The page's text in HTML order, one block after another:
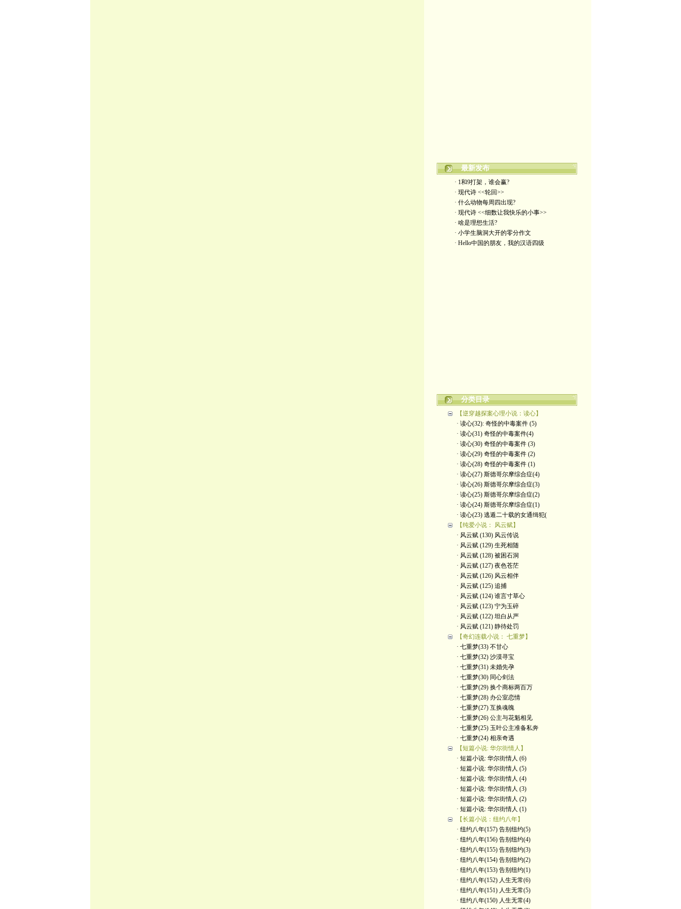
最新发布
· 1和9打架，谁会赢?
· 现代诗 <<轮回>>
· 什么动物每周四出现?
· 现代诗 <<细数让我快乐的小事>>
· 啥是理想生活?
· 小学生脑洞大开的零分作文
· Hello中国的朋友，我的汉语四级
分类目录
【逆穿越探案心理小说：读心】
· 读心(32): 奇怪的中毒案件 (5)
· 读心(31) 奇怪的中毒案件(4)
· 读心(30) 奇怪的中毒案件 (3)
· 读心(29) 奇怪的中毒案件 (2)
· 读心(28) 奇怪的中毒案件 (1)
· 读心(27) 斯德哥尔摩综合症(4)
· 读心(26) 斯德哥尔摩综合症(3)
· 读心(25) 斯德哥尔摩综合症(2)
· 读心(24) 斯德哥尔摩综合症(1)
· 读心(23) 逃遁二十载的女通缉犯(
【纯爱小说： 风云赋】
· 风云赋 (130) 风云传说
· 风云赋 (129) 生死相随
· 风云赋 (128) 被困石洞
· 风云赋 (127) 夜色苍茫
· 风云赋 (126) 风云相伴
· 风云赋 (125) 追捕
· 风云赋 (124) 谁言寸草心
· 风云赋 (123) 宁为玉碎
· 风云赋 (122) 坦白从严
· 风云赋 (121) 静待处罚
【奇幻连载小说： 七重梦】
· 七重梦(33) 不甘心
· 七重梦(32) 沙漠寻宝
· 七重梦(31) 未婚先孕
· 七重梦(30) 同心剑法
· 七重梦(29) 换个商标两百万
· 七重梦(28) 办公室恋情
· 七重梦(27) 互换魂魄
· 七重梦(26) 公主与花魁相见
· 七重梦(25) 玉叶公主准备私奔
· 七重梦(24) 相亲奇遇
【短篇小说: 华尔街情人】
· 短篇小说: 华尔街情人 (6)
· 短篇小说: 华尔街情人 (5)
· 短篇小说: 华尔街情人 (4)
· 短篇小说: 华尔街情人 (3)
· 短篇小说: 华尔街情人 (2)
· 短篇小说: 华尔街情人 (1)
【长篇小说：纽约八年】
· 纽约八年(157) 告别纽约(5)
· 纽约八年(156) 告别纽约(4)
· 纽约八年(155) 告别纽约(3)
· 纽约八年(154) 告别纽约(2)
· 纽约八年(153) 告别纽约(1)
· 纽约八年(152) 人生无常(6)
· 纽约八年(151) 人生无常(5)
· 纽约八年(150) 人生无常(4)